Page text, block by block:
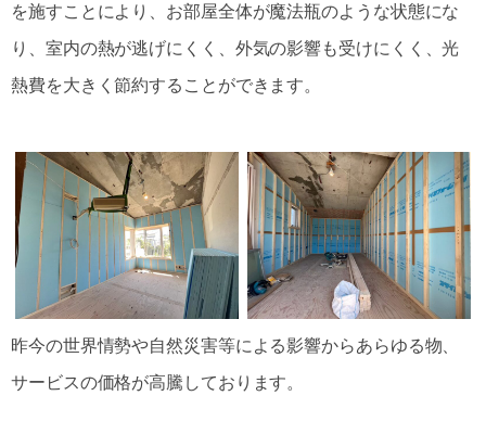
を施すことにより、お部屋全体が魔法瓶のような状態にな
り、室内の熱が逃げにくく、外気の影響も受けにくく、光
熱費を大きく節約することができます。
昨今の世界情勢や自然災害等による影響からあらゆる物、
サービスの価格が高騰しております。